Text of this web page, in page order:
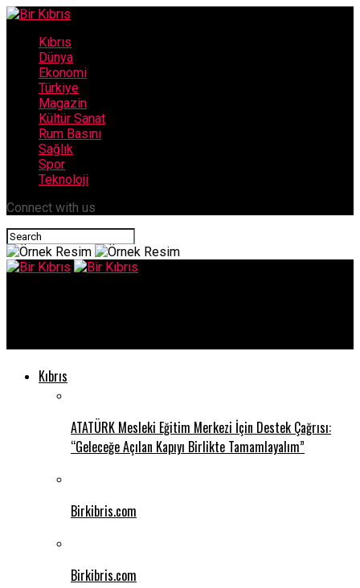
Kıbrıs
Dünya
Ekonomi
Türkiye
Magazin
Kültür Sanat
Rum Basını
Sağlık
Spor
Teknoloji
Connect with us
Kıbrıs
ATATÜRK Mesleki Eğitim Merkezi İçin Destek Çağrısı:
“Geleceğe Açılan Kapıyı Birlikte Tamamlayalım”
Birkibris.com
Birkibris.com